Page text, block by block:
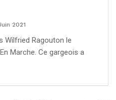
2021
Wilfried Ragouton le
Marche. Ce gargeois a